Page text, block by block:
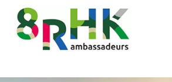
Doorgaan
naar
inhoud